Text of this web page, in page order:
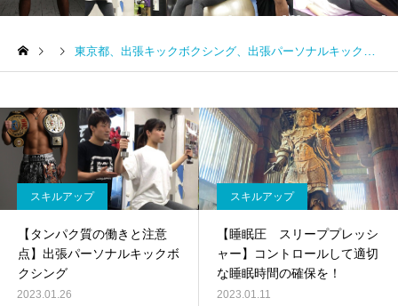
パーソナルトレーニ
ング
キックボクシングで本当に
が消費カロリーと週の回数
で答えます
パーソナルトレーニ
パーソナルトレーナー
認ポイントを元日本王
解説
東京都、出張キックボクシング、出張パーソナルキックボクシング
スキルアップ
【タンパク質の働きと注意
点】出張パーソナルキックボ
クシング
2023.01.26
スキルアップ
【睡眠圧 スリーププレッシ
ャー】コントロールして適切
な睡眠時間の確保を！
2023.01.11